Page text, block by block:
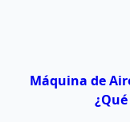
Máquina de